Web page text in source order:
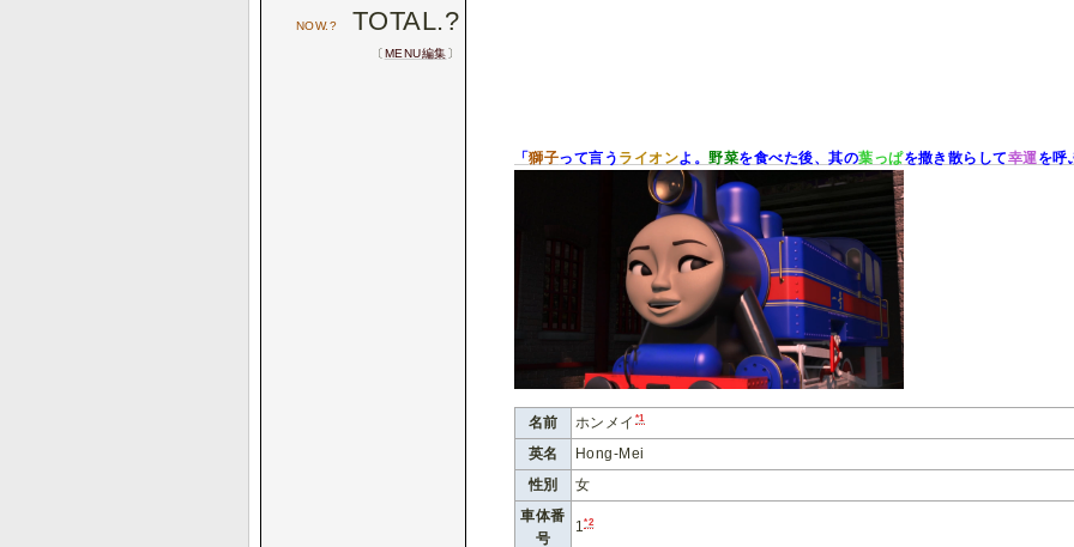
「獅子って言う ライオンよ。野菜を食べた後、其の葉っぱを撒き散らして幸運を呼
名前 ホンメイ *1
英名
Hong-Mei
性別
女
車体番
号
1*2
NOW.? TOTAL.?
〔MENU編集〕